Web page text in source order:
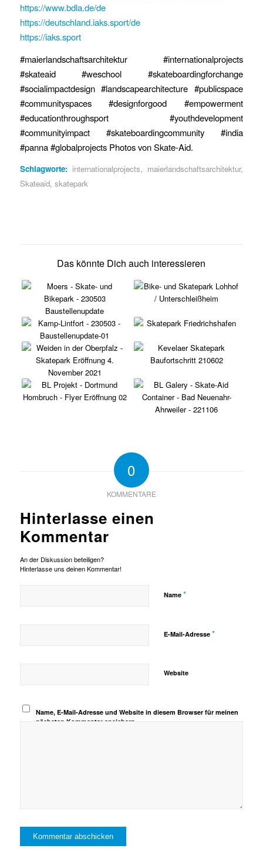
https://www.bdla.de/de
https://deutschland.iaks.sport/de
https://iaks.sport
#maierlandschaftsarchitektur #internationalprojects
#skateaid #weschool #skateboardingforchange
#socialimpactdesign #landscapearchitecture #publicspace
#communityspaces #designforgood #empowerment
#educationthroughsport #youthdevelopment
#communityimpact #skateboardingcommunity #india
#panna #globalprojects Photos von Skate-Aid.
Schlagworte: internationalprojects, maierlandschaftsarchitektur,
Skateaid, skatepark
Das könnte Dich auch interessieren
0
KOMMENTARE
Hinterlasse einen
Kommentar
An der Diskussion beteiligen?
Hinterlasse uns deinen Kommentar!
Name *
E-Mail-Adresse *
Website
Name, E-Mail-Adresse und Website in diesem Browser für meinen
nächsten Kommentar speichern.